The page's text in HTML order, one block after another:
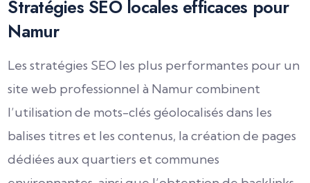
Stratégies SEO locales efficaces pour
Namur
Les stratégies SEO les plus performantes pour un
site web professionnel à Namur combinent
l’utilisation de mots-clés géolocalisés dans les
balises titres et les contenus, la création de pages
dédiées aux quartiers et communes